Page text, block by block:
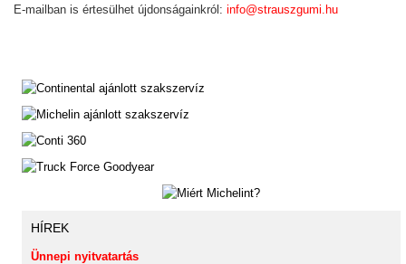
E-mailban is értesülhet újdonságainkról: info@strauszgumi.hu
HÍREK
Ünnepi nyitvatartás